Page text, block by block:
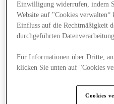
Angebote
Einwilligung widerrufen, indem
Website auf "Cookies
Einfluss auf die Rechtmäßigkeit
durchgeführten
Für Informationen über Dritte,
klicken Sie unten auf "Cookies
Cookies